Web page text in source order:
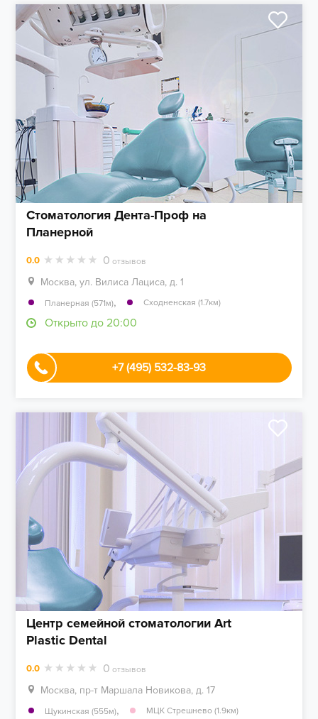
Стоматология Дента-Проф на
Планерной
0.0 0 отзывов
Москва, ул. Вилиса Лациса, д. 1
Планерная (571м), Сходненская (1.7км)
Открыто до 20:00
+7 (495) 532-83-93
Центр семейной стоматологии Art
Plastic Dental
0.0 0 отзывов
Москва, пр-т Маршала Новикова, д. 17
Щукинская (555м),
МЦК Стрешнево (1.9км)